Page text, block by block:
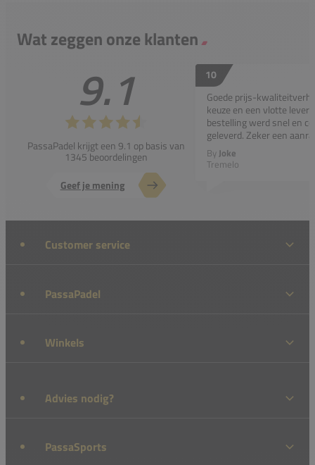
Wat zeggen onze klanten
9.1
PassaPadel krijgt een 9.1 op basis van
1345 beoordelingen
Geef je mening
10
Goede prijs-
keuze en een vlotte
bestelling werd snel en
geleverd. Zeker een
By Joke
Tremelo
Customer service
PassaPadel
Winkels
Advies nodig?
PassaSports